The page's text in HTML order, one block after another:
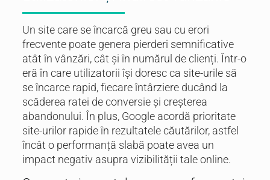
Un site care se încarcă greu sau cu erori
frecvente poate genera pierderi semnificative
atât în vânzări, cât și în numărul de clienți. Într-o
eră în care utilizatorii își doresc ca site-urile să
se încarce rapid, fiecare întârziere ducând la
scăderea ratei de conversie și creșterea
abandonului. În plus, Google acordă prioritate
site-urilor rapide în rezultatele căutărilor, astfel
încât o performanță slabă poate avea un
impact negativ asupra vizibilității tale online.